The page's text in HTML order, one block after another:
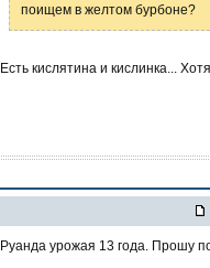
поищем в желтом бурбоне?
Есть кислятина и кислинка...
Руанда урожая 13 года. Прошу